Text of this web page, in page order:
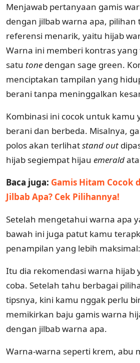
Menjawab pertanyaan gamis
dengan jilbab warna apa, pilihan
referensi menarik, yaitu hijab
Warna ini memberi kontras
satu tone dengan sage green.
menciptakan tampilan yang
berani tanpa meninggalkan
Kombinasi ini cocok untuk kamu
berani dan berbeda. Misalnya,
polos akan terlihatstand out
hijab segiempat hijau emerald
Baca juga: Gamis Hitam Cocok
Jilbab Apa? Cek Pilihannya!
Setelah mengetahui warna apa
bawah ini juga patut kamu
penampilan yang lebih maksimal:
Itu dia rekomendasi warna hijab
coba. Setelah tahu berbagai
tipsnya, kini kamu nggak perlu
memikirkan baju gamis warna
dengan jilbab warna apa.
Warna-warna seperti krem, abu